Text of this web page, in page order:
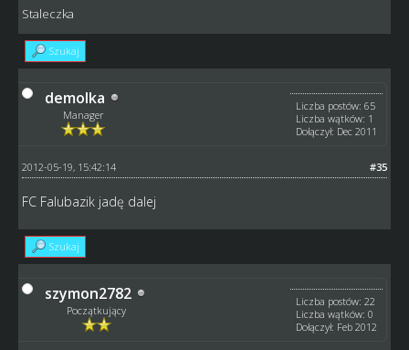
Staleczka
Szukaj
demolka
Manager
Liczba postów: 65
Liczba wątków: 1
Dołączył: Dec 2011
#35
2012-05-19, 15:42:14
FC Falubazik jadę dalej
Szukaj
szymon2782
Początkujący
Liczba postów: 22
Liczba wątków: 0
Dołączył: Feb 2012